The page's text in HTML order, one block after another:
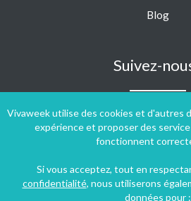
Vivaweek utilise des cookies et d'autres
expérience et proposer des
fonctionnent
Si vous acceptez, tout en
confidentialité, nous utiliserons
données pour :
Blog
Suivez-